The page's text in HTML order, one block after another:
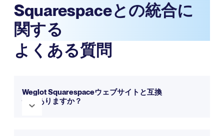
Squarespaceとの統合に
関する
よくある質問
Weglot Squarespaceウェブサイトと互換
性がありますか？